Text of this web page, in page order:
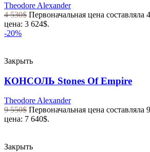
Theodore Alexander
4 530$ Первоначальная цена составляла
цена: 3 624$.
-20%
Закрыть
КОНСОЛЬ Stones Of Empire
Theodore Alexander
9 550$ Первоначальная цена составляла
цена: 7 640$.
Закрыть